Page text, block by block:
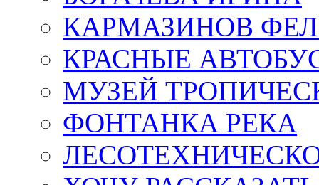
КАРМАЗИНОВ
КРАСНЫЕ
МУЗЕЙ
ФОНТАНКА РЕКА